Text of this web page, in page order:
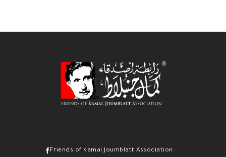
Friends of Kamal Joumblatt Association